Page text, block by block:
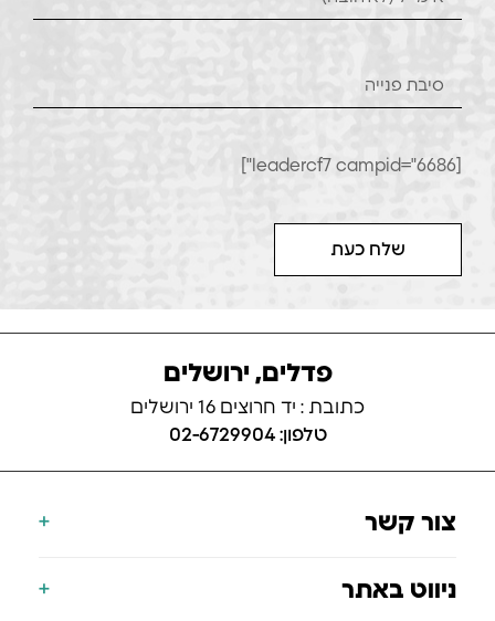
שלח כעת
פדלים, ירושלים
כתובת : יד חרוצים 16 ירושלים
טלפון: 02-6729904
צור קשר
077-700-9000
ניווט באתר